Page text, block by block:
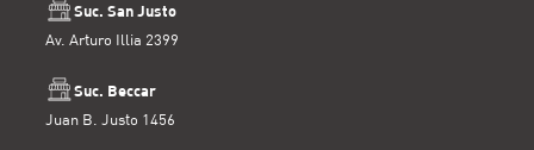
Suc. San Justo
Av. Arturo Illia 2399
Suc. Beccar
Juan B. Justo 1456